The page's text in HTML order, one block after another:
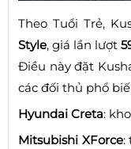
Theo Tuổi Trẻ,
Style, giá lần lượt
Điều này đặt
các đối thủ phổ
Hyundai Creta:
Mitsubishi XForce: